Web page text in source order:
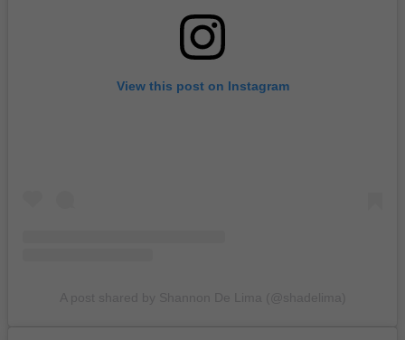
View this post on Instagram